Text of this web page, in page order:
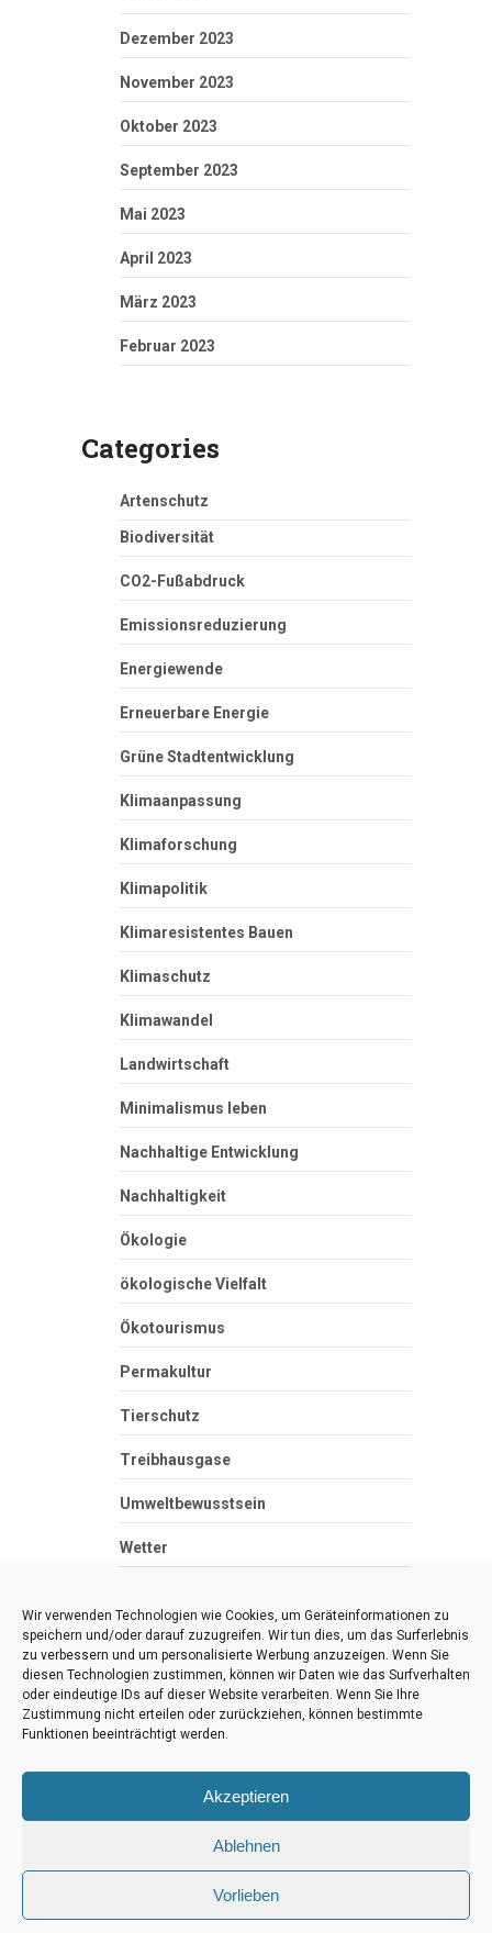
Wir verwenden Technologien wie Cookies, um Geräteinformationen zu
speichern und/oder darauf zuzugreifen. Wir tun dies, um das Surferlebnis
zu verbessern und um personalisierte Werbung anzuzeigen. Wenn Sie
diesen Technologien zustimmen, können wir Daten wie das Surfverhalten
oder eindeutige IDs auf dieser Website verarbeiten. Wenn Sie Ihre
Zustimmung nicht erteilen oder zurückziehen, können bestimmte
Funktionen beeinträchtigt werden.
Akzeptieren
Ablehnen
Vorlieben
Dezember 2023
November 2023
Oktober 2023
September 2023
Mai 2023
April 2023
März 2023
Februar 2023
Categories
Artenschutz
Biodiversität
CO2-Fußabdruck
Emissionsreduzierung
Energiewende
Erneuerbare Energie
Grüne Stadtentwicklung
Klimaanpassung
Klimaforschung
Klimapolitik
Klimaresistentes Bauen
Klimaschutz
Klimawandel
Landwirtschaft
Minimalismus leben
Nachhaltige Entwicklung
Nachhaltigkeit
Ökologie
ökologische Vielfalt
Ökotourismus
Permakultur
Tierschutz
Treibhausgase
Umweltbewusstsein
Wetter
Klima-Wissen